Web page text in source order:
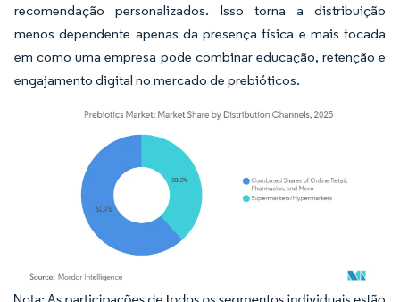
recomendação personalizados. Isso torna a distribuição
menos dependente apenas da presença física e mais focada
em como uma empresa pode combinar educação, retenção e
engajamento digital no mercado de prebióticos.